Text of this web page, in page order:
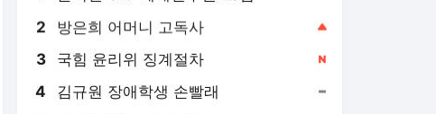
2 방은희 어머니 고독사
3 국힘 윤리위 징계절차
4 김규원 장애학생 손빨래